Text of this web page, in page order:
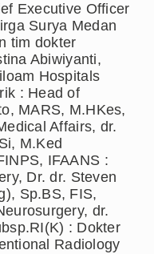
Executive Officer
Surya Medan
tim dokter
Abiwiyanti,
Hospitals
: Head of
MARS, M.HKes,
Affairs, dr.
M.Ked
IFAANS :
Dr. dr. Steven
Sp.BS, FIS,
dr.
: Dokter
Radiology